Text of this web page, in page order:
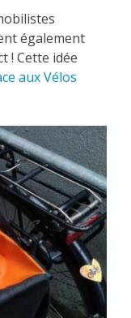
également
! Cette idée
aux Vélos